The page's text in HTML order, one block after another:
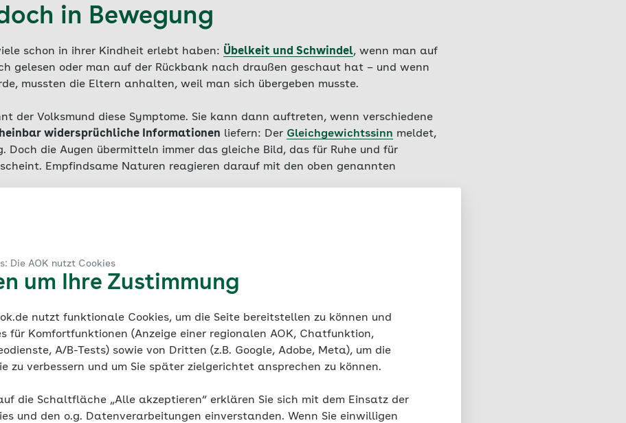
Die AOK nutzt Cookies
um Ihre Zustimmung
nutzt funktionale Cookies, um die Seite bereitstellen zu können und
für Komfortfunktionen (Anzeige einer regionalen AOK, Chatfunktion,
A/B-Tests) sowie von Dritten (z.B. Google, Adobe, Meta), um die
zu verbessern und um Sie später zielgerichtet ansprechen zu können.
die Schaltfläche „Alle akzeptieren“ erklären Sie sich mit dem Einsatz der
und den o.g. Datenverarbeitungen einverstanden. Wenn Sie einwilligen
in Bewegung
schon in ihrer Kindheit erlebt haben: Übelkeit und Schwindel, wenn man auf
gelesen oder man auf der Rückbank nach draußen geschaut hat – und wenn
mussten die Eltern anhalten, weil man sich übergeben musste.
der Volksmund diese Symptome. Sie kann dann auftreten, wenn verschiedene
widersprüchliche Informationen liefern: Der Gleichgewichtssinn meldet,
Doch die Augen übermitteln immer das gleiche Bild, das für Ruhe und für
Empfindsame Naturen reagieren darauf mit den oben genannten
zum Thema
Die 11 besten Hausmittel gegen Reiseübelkeit